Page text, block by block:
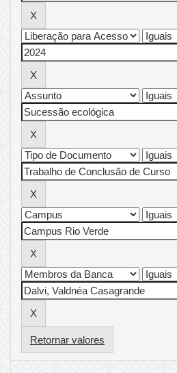
Retornar valores